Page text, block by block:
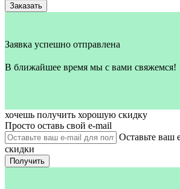
Заказать
Заявка успешно отправлена
В ближайшее время мы с вами свяжемся!
хочешь получить хорошую скидку
Просто оставь свой e‑mail
Оставьте ваш
скидки
Получить